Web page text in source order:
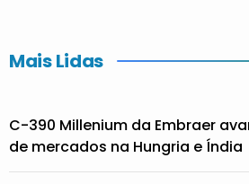
Mais Lidas
C-390 Millenium da Embraer
de mercados na Hungria e Índia